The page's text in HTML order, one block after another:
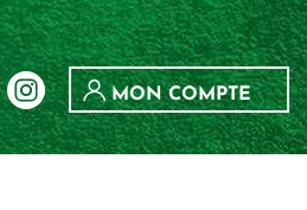
MON COMPTE